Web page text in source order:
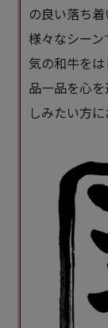
の良い落ち
様々なシー
気の和牛を
品一品を心
しみたい方に